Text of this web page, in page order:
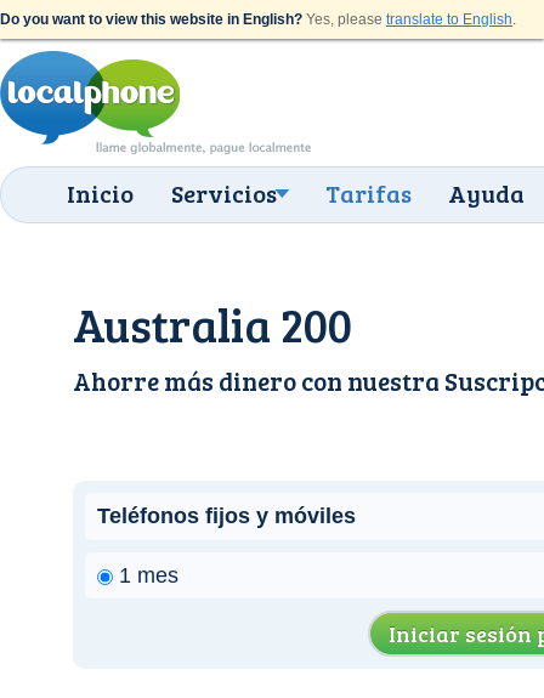
Do you want to view this website in English? Yes, please translate to English.
Inicio Servicios Tarifas Ayuda
Australia 200
Ahorre más dinero con nuestra
Teléfonos fijos y móviles
1 mes
Iniciar sesión